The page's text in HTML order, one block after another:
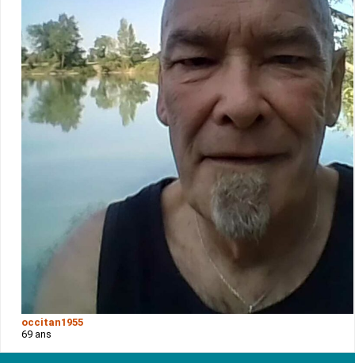
occitan1955
69 ans